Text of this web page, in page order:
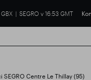
SEGRO v 16:53 GMT
Centre Le Thillay (95)